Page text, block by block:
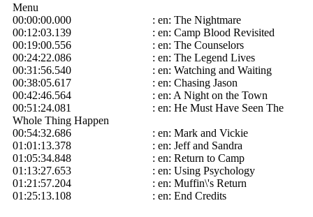
Menu
00:00:00.000 : en: The Nightmare
00:12:03.139 : en: Camp Blood Revisited
00:19:00.556 : en: The Counselors
00:24:22.086 : en: The Legend Lives
00:31:56.540 : en: Watching and Waiting
00:38:05.617 : en: Chasing Jason
00:42:46.564 : en: A Night on the Town
00:51:24.081 : en: He Must Have Seen The
Whole Thing Happen
00:54:32.686 : en: Mark and Vickie
01:01:13.378 : en: Jeff and Sandra
01:05:34.848 : en: Return to Camp
01:13:27.653 : en: Using Psychology
01:21:57.204 : en: Muffin\'s Return
01:25:13.108 : en: End Credits